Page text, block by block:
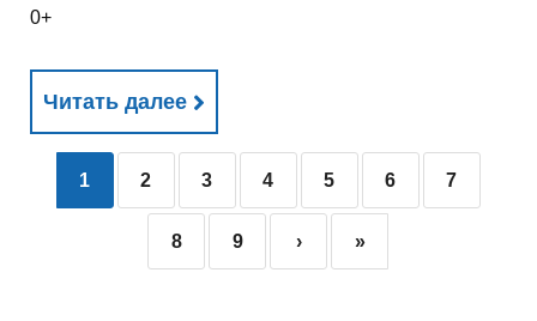
0+
Читать далее
1 2 3 4 5 6 7
8 9 › »